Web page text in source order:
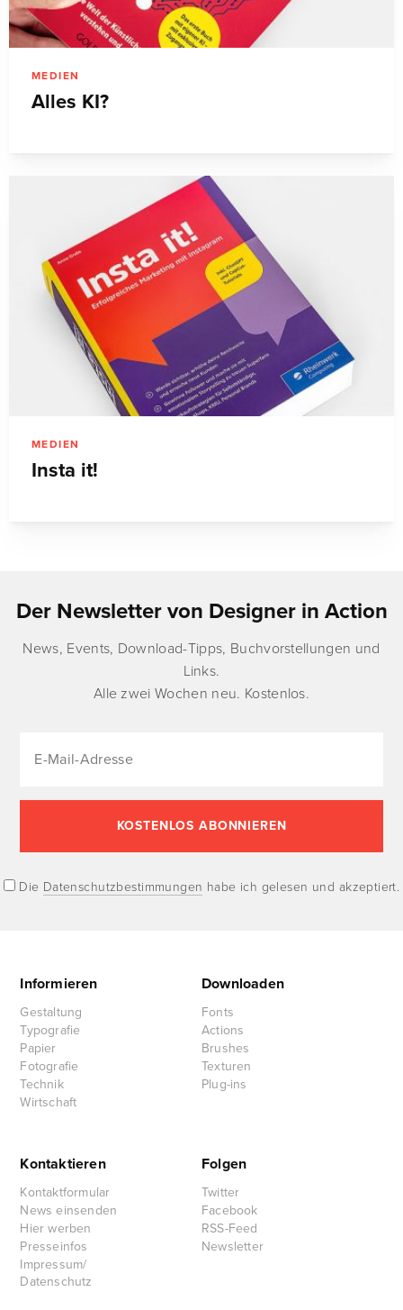
MEDIEN
Alles KI?
MEDIEN
Insta it!
Der Newsletter von Designer in Action
News, Events, Download-Tipps, Buchvorstellungen und
Links.
Alle zwei Wochen neu. Kostenlos.
Die Datenschutzbestimmungen habe ich gelesen und akzeptiert.
Informieren
Gestaltung
Typografie
Papier
Fotografie
Technik
Wirtschaft
Downloaden
Fonts
Actions
Brushes
Texturen
Plug-ins
Kontaktieren
Kontaktformular
News einsenden
Hier werben
Presseinfos
Impressum/
Datenschutz
Folgen
Twitter
Facebook
RSS-Feed
Newsletter